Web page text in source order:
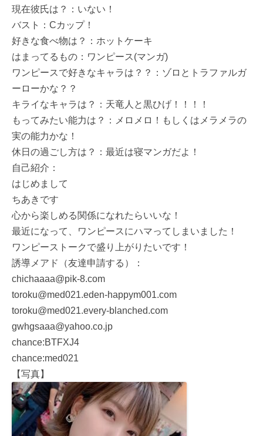
現在彼氏は？：いない！
バスト：Cカップ！
好きな食べ物は？：ホットケーキ
はまってるもの：ワンピース(マンガ)
ワンピースで好きなキャラは？？：ゾロとトラファルガ
ーローかな？？
キライなキャラは？：天竜人と黒ひげ！！！！
もってみたい能力は？：メロメロ！もしくはメラメラの
実の能力かな！
休日の過ごし方は？：最近は寝マンガだよ！
自己紹介：
はじめまして
ちあきです
心から楽しめる関係になれたらいいな！
最近になって、ワンピースにハマってしまいました！
ワンピーストークで盛り上がりたいです！
誘導メアド（友達申請する）：
chichaaaa@pik-8.com
toroku@med021.eden-happym001.com
toroku@med021.every-blanched.com
gwhgsaaa@yahoo.co.jp
chance:BTFXJ4
chance:med021
【写真】